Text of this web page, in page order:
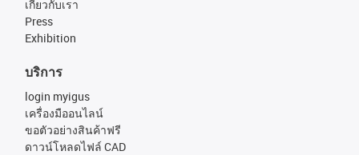
เกี่ยวกับเรา
Press
Exhibition
บริการ
login myigus
เครื่องมืออนไลน์
ขอตัวอย่างสินค้าฟรี
ดาวน์โหลดไฟล์ CAD